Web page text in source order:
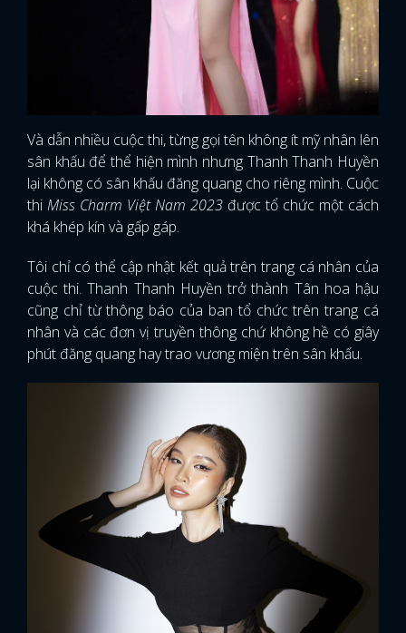
x
ĐĂNG NHẬP
Và dẫn nhiều cuộc thi, từng gọi tên không ít mỹ nhân lên
sân khấu để thể hiện mình nhưng Thanh Thanh Huyền
lại không có sân khấu đăng quang cho riêng mình. Cuộc
thi Miss Charm Việt Nam 2023 được tổ chức một cách
khá khép kín và gấp gáp.
Tôi chỉ có thể cập nhật kết quả trên trang cá nhân của
cuộc thi. Thanh Thanh Huyền trở thành Tân hoa hậu
cũng chỉ từ thông báo của ban tổ chức trên trang cá
nhân và các đơn vị truyền thông chứ không hề có giây
phút đăng quang hay trao vương miện trên sân khấu.